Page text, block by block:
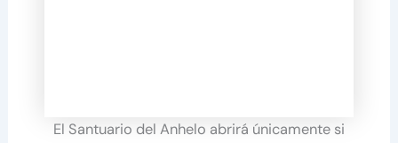
El Santuario del Anhelo abrirá únicamente si